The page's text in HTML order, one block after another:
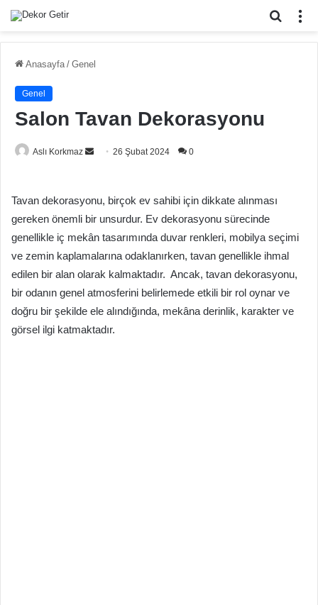
Arama
Anasayfa / Genel
Genel
Salon Tavan Dekorasyonu
Aslı Korkmaz
Bir
göndermek
26 Şubat 2024 0
Tavan dekorasyonu, birçok ev sahibi için dikkate alınması
gereken önemli bir unsurdur. Ev dekorasyonu sürecinde
genellikle iç mekân tasarımında duvar renkleri, mobilya seçimi
ve zemin kaplamalarına odaklanırken, tavan genellikle ihmal
edilen bir alan olarak kalmaktadır. Ancak, tavan dekorasyonu,
bir odanın genel atmosferini belirlemede etkili bir rol oynar ve
doğru bir şekilde ele alındığında, mekâna derinlik, karakter ve
görsel ilgi katmaktadır.